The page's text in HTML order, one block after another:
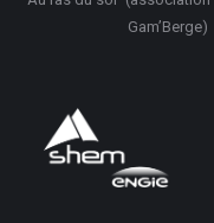
Gam’Berge)